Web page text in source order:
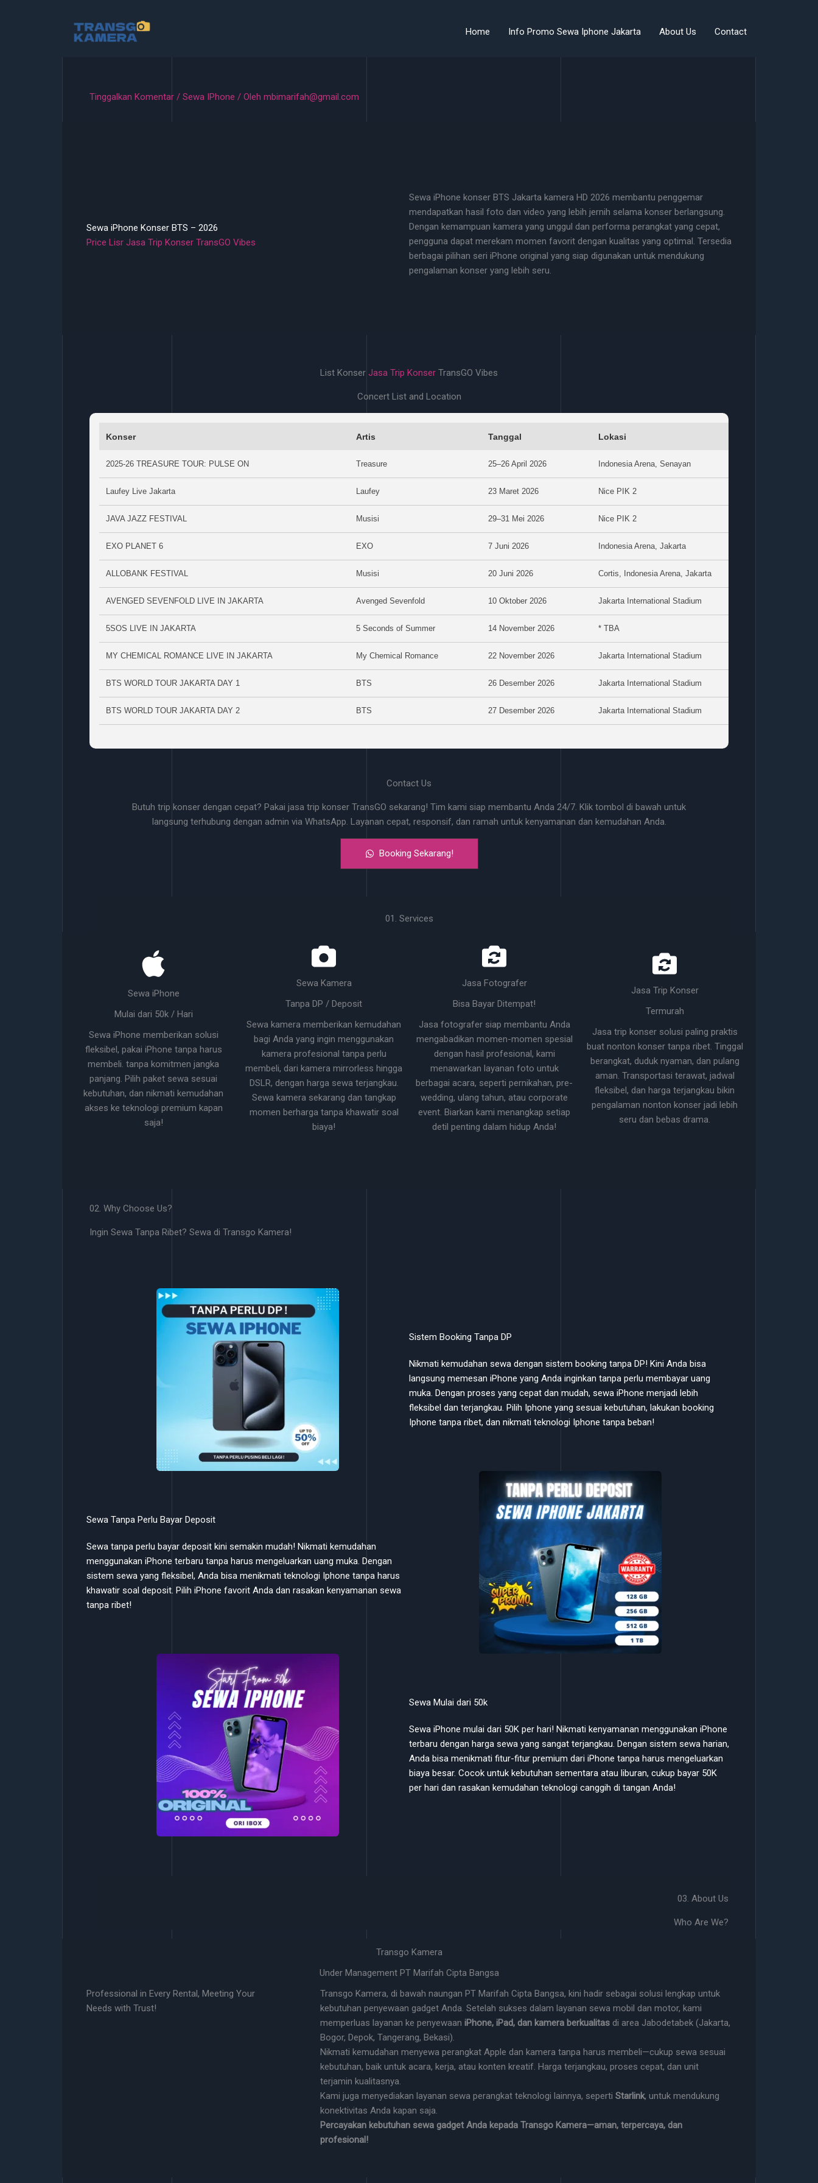
Home Info Promo Sewa Iphone Jakarta About Us Contact
Tinggalkan Komentar / Sewa IPhone / Oleh mbimarifah@gmail.com
Sewa iPhone Konser BTS – 2026
Price Lisr Jasa Trip Konser TransGO Vibes
Sewa iPhone konser BTS Jakarta kamera HD 2026 membantu penggemar
mendapatkan hasil foto dan video yang lebih jernih selama konser berlangsung.
Dengan kemampuan kamera yang unggul dan performa perangkat yang cepat,
pengguna dapat merekam momen favorit dengan kualitas yang optimal. Tersedia
berbagai pilihan seri iPhone original yang siap digunakan untuk mendukung
pengalaman konser yang lebih seru.
List Konser Jasa Trip Konser TransGO Vibes
Concert List and Location
Konser Artis Tanggal Lokasi
2025-26 TREASURE TOUR: PULSE ON Treasure 25–26 April 2026 Indonesia Arena, Senayan
Laufey Live Jakarta Laufey 23 Maret 2026 Nice PIK 2
JAVA JAZZ FESTIVAL Musisi 29–31 Mei 2026 Nice PIK 2
EXO PLANET 6 EXO 7 Juni 2026 Indonesia Arena, Jakarta
ALLOBANK FESTIVAL Musisi 20 Juni 2026 Cortis, Indonesia Arena, Jakarta
AVENGED SEVENFOLD LIVE IN JAKARTA Avenged Sevenfold 10 Oktober 2026 Jakarta International Stadium
5SOS LIVE IN JAKARTA 5 Seconds of Summer 14 November 2026 * TBA
MY CHEMICAL ROMANCE LIVE IN JAKARTA My Chemical Romance 22 November 2026 Jakarta International Stadium
BTS WORLD TOUR JAKARTA DAY 1 BTS 26 Desember 2026 Jakarta International Stadium
BTS WORLD TOUR JAKARTA DAY 2 BTS 27 Desember 2026 Jakarta International Stadium
Contact Us
Butuh trip konser dengan cepat? Pakai jasa trip konser TransGO sekarang! Tim kami siap membantu Anda 24/7. Klik tombol di bawah untuk
langsung terhubung dengan admin via WhatsApp. Layanan cepat, responsif, dan ramah untuk kenyamanan dan kemudahan Anda.
Booking Sekarang!
01. Services
Sewa iPhone
Mulai dari 50k / Hari
Sewa iPhone memberikan solusi
fleksibel, pakai iPhone tanpa harus
membeli. tanpa komitmen jangka
panjang. Pilih paket sewa sesuai
kebutuhan, dan nikmati kemudahan
akses ke teknologi premium kapan
saja!
Sewa Kamera
Tanpa DP / Deposit
Sewa kamera memberikan kemudahan
bagi Anda yang ingin menggunakan
kamera profesional tanpa perlu
membeli, dari kamera mirrorless hingga
DSLR, dengan harga sewa terjangkau.
Sewa kamera sekarang dan tangkap
momen berharga tanpa khawatir soal
biaya!
Jasa Fotografer
Bisa Bayar Ditempat!
Jasa fotografer siap membantu Anda
mengabadikan momen-momen spesial
dengan hasil profesional, kami
menawarkan layanan foto untuk
berbagai acara, seperti pernikahan, pre-
wedding, ulang tahun, atau corporate
event. Biarkan kami menangkap setiap
detil penting dalam hidup Anda!
Jasa Trip Konser
Termurah
Jasa trip konser solusi paling praktis
buat nonton konser tanpa ribet. Tinggal
berangkat, duduk nyaman, dan pulang
aman. Transportasi terawat, jadwal
fleksibel, dan harga terjangkau bikin
pengalaman nonton konser jadi lebih
seru dan bebas drama.
02. Why Choose Us?
Ingin Sewa Tanpa Ribet? Sewa di Transgo Kamera!
Sistem Booking Tanpa DP
Nikmati kemudahan sewa dengan sistem booking tanpa DP! Kini Anda bisa
langsung memesan iPhone yang Anda inginkan tanpa perlu membayar uang
muka. Dengan proses yang cepat dan mudah, sewa iPhone menjadi lebih
fleksibel dan terjangkau. Pilih Iphone yang sesuai kebutuhan, lakukan booking
Iphone tanpa ribet, dan nikmati teknologi Iphone tanpa beban!
Sewa Tanpa Perlu Bayar Deposit
Sewa tanpa perlu bayar deposit kini semakin mudah! Nikmati kemudahan
menggunakan iPhone terbaru tanpa harus mengeluarkan uang muka. Dengan
sistem sewa yang fleksibel, Anda bisa menikmati teknologi Iphone tanpa harus
khawatir soal deposit. Pilih iPhone favorit Anda dan rasakan kenyamanan sewa
tanpa ribet!
Sewa Mulai dari 50k
Sewa iPhone mulai dari 50K per hari! Nikmati kenyamanan menggunakan iPhone
terbaru dengan harga sewa yang sangat terjangkau. Dengan sistem sewa harian,
Anda bisa menikmati fitur-fitur premium dari iPhone tanpa harus mengeluarkan
biaya besar. Cocok untuk kebutuhan sementara atau liburan, cukup bayar 50K
per hari dan rasakan kemudahan teknologi canggih di tangan Anda!
03. About Us
Who Are We?
Transgo Kamera
Under Management PT Marifah Cipta Bangsa
Professional in Every Rental, Meeting Your
Needs with Trust!
Transgo Kamera, di bawah naungan PT Marifah Cipta Bangsa, kini hadir sebagai solusi lengkap untuk
kebutuhan penyewaan gadget Anda. Setelah sukses dalam layanan sewa mobil dan motor, kami
memperluas layanan ke penyewaan iPhone, iPad, dan kamera berkualitasdi area Jabodetabek (Jakarta,
Bogor, Depok, Tangerang, Bekasi).
Nikmati kemudahan menyewa perangkat Apple dan kamera tanpa harus membeli—cukup sewa sesuai
kebutuhan, baik untuk acara, kerja, atau konten kreatif. Harga terjangkau, proses cepat, dan unit
terjamin kualitasnya.
Kami juga menyediakan layanan sewa perangkat teknologi lainnya, seperti Starlink, untuk mendukung
konektivitas Anda kapan saja.
Percayakan kebutuhan sewa gadget Anda kepada Transgo Kamera—aman, terpercaya, dan
profesional!